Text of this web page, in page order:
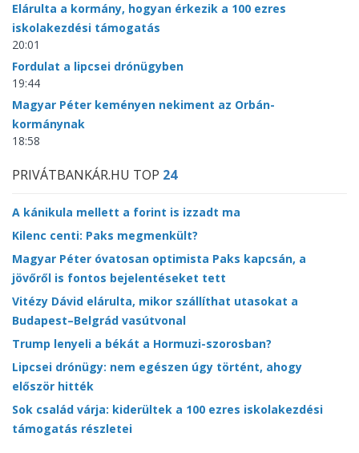
Elárulta a kormány, hogyan érkezik a 100 ezres
iskolakezdési támogatás
20:01
Fordulat a lipcsei drónügyben
19:44
Magyar Péter keményen nekiment az Orbán-
kormánynak
18:58
PRIVÁTBANKÁR.HU TOP 24
A kánikula mellett a forint is izzadt ma
Kilenc centi: Paks megmenkült?
Magyar Péter óvatosan optimista Paks kapcsán, a
jövőről is fontos bejelentéseket tett
Vitézy Dávid elárulta, mikor szállíthat utasokat a
Budapest–Belgrád vasútvonal
Trump lenyeli a békát a Hormuzi-szorosban?
Lipcsei drónügy: nem egészen úgy történt, ahogy
először hitték
Sok család várja: kiderültek a 100 ezres iskolakezdési
támogatás részletei